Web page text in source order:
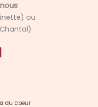
ou
a du cœur